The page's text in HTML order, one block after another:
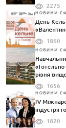
2275
НОВИНИ
День
1860
НОВИНИ
рівня
1656
НОВИНИ
IV
індустрії
1820